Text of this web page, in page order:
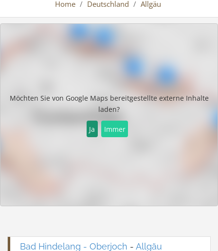
Home / Deutschland / Allgäu
Möchten Sie von Google Maps bereitgestellte externe Inhalte
laden?
Ja Immer
Bad Hindelang - Oberjoch - Allgäu